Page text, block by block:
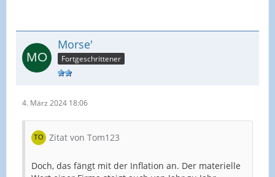
Morse'
Fortgeschrittener
4. März 2024 18:06
Zitat von Tom123
Doch, das fängt mit der Inflation an. Der materielle